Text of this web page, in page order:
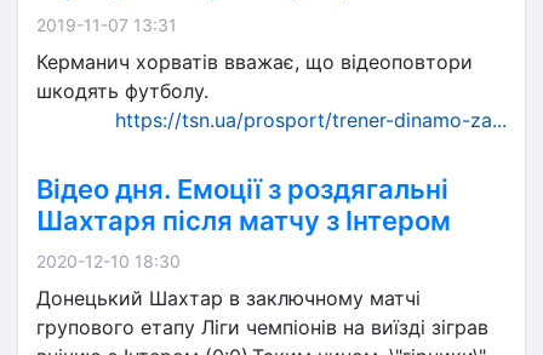
2019-11-07 13:31
Керманич хорватів вважає, що відеоповтори
шкодять футболу.
https://tsn.ua/prosport/trener-dinamo-za...
Відео дня. Емоції з роздягальні
Шахтаря після матчу з Інтером
2020-12-10 18:30
Донецький Шахтар в заключному матчі
групового етапу Ліги чемпіонів на виїзді зіграв